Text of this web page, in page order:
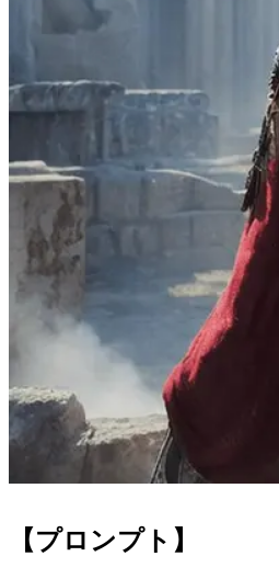
【プロンプト】